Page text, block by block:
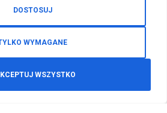
DOSTOSUJ
WYMAGANE
WSZYSTKO
0